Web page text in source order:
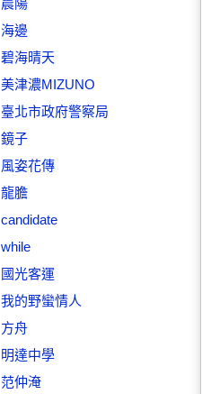
晨陽
海邊
碧海晴天
美津濃MIZUNO
臺北市政府警察局
鏡子
風姿花傳
龍膽
candidate
while
國光客運
我的野蠻情人
方舟
明達中學
范仲淹